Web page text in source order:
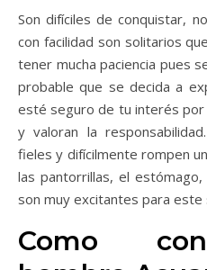
Son difíciles de conquistar,
con facilidad son solitarios
tener mucha paciencia pues
probable que se decida a
esté seguro de tu interés por
y valoran la
fieles y difícilmente rompen
las pantorrillas, el
son muy excitantes para este
Como